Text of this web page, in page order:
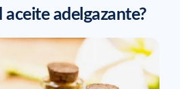
aceite adelgazante?